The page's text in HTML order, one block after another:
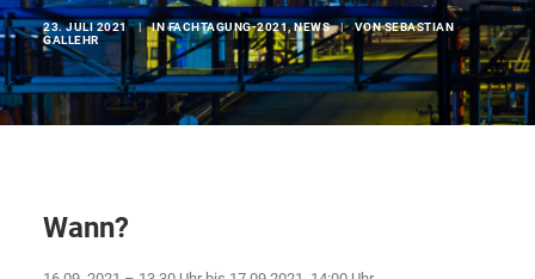
23. JULI 2021 | INFACHTAGUNG-2021,NEWS | VONSEBASTIAN
GALLEHR
Wann?